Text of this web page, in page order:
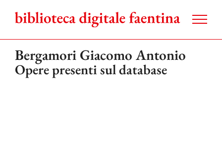
contenuto
Bergamori Giacomo Antonio
Opere presenti sul database